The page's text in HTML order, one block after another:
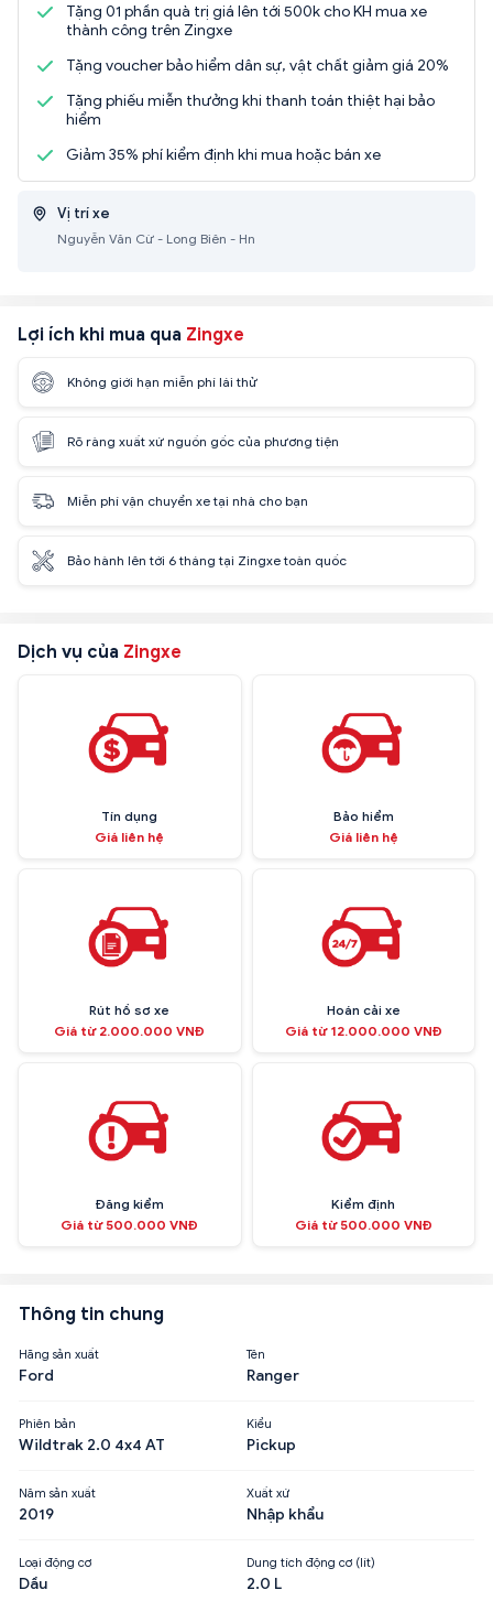
Tặng 01 phần quà trị giá lên tới 500k cho KH mua xe
thành công trên Zingxe
Tặng voucher bảo hiểm dân sự, vật chất giảm giá 20%
Tặng phiếu miễn thưởng khi thanh toán thiệt hại bảo
hiểm
Giảm 35% phí kiểm định khi mua hoặc bán xe
Vị trí xe
Nguyễn Văn Cừ - Long Biên - Hn
Lợi ích khi mua qua Zingxe
Không giới hạn miễn phí lái thử
Rõ ràng xuất xứ nguồn gốc của phương tiện
Miễn phí vận chuyển xe tại nhà cho bạn
Bảo hành lên tới 6 tháng tại Zingxe toàn quốc
Dịch vụ của Zingxe
Tín dụng
Giá liên hệ
Bảo hiểm
Giá liên hệ
Rút hồ sơ xe
Giá từ 2.000.000 VNĐ
Hoán cải xe
Giá từ 12.000.000 VNĐ
Đăng kiểm
Giá từ 500.000 VNĐ
Kiểm định
Giá từ 500.000 VNĐ
Thông tin chung
Hãng sản xuất
Ford
Tên
Ranger
Phiên bản
Wildtrak 2.0 4x4 AT
Kiểu
Pickup
Năm sản xuất
2019
Xuất xứ
Nhập khẩu
Loại động cơ
Dầu
Dung tích động cơ (lít)
2.0 L